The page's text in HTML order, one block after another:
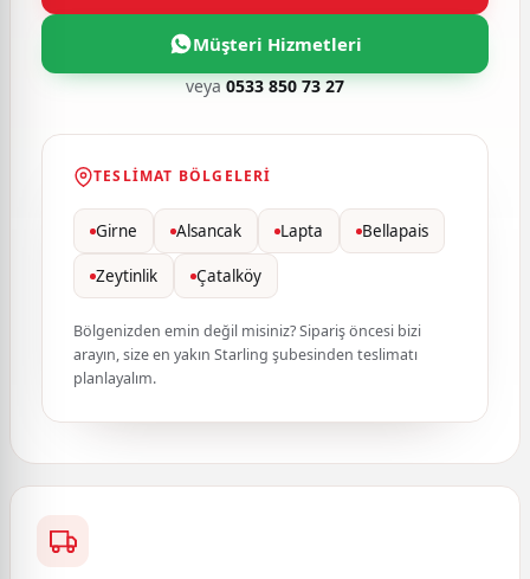
Müşteri Hizmetleri
veya0533 850 73 27
TESLIMAT BÖLGELERI
Girne Alsancak Lapta Bellapais
Zeytinlik Çatalköy
Bölgenizden emin değil misiniz? Sipariş öncesi bizi
arayın, size en yakın Starling şubesinden teslimatı
planlayalım.